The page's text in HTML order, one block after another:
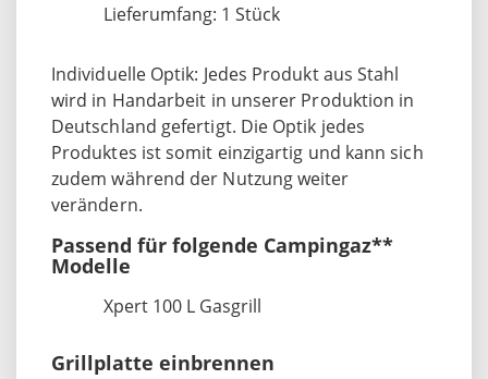
Lieferumfang: 1 Stück
Individuelle Optik: Jedes Produkt aus Stahl
wird in Handarbeit in unserer Produktion in
Deutschland gefertigt. Die Optik jedes
Produktes ist somit einzigartig und kann sich
zudem während der Nutzung weiter
verändern.
Passend für folgende Campingaz**
Modelle
Xpert 100 L Gasgrill
Grillplatte einbrennen